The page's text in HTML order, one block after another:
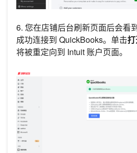
6. 您在店铺后台刷新页面后会看
成功连接到 QuickBooks。单击
将被重定向到 Intuit 账户页面。